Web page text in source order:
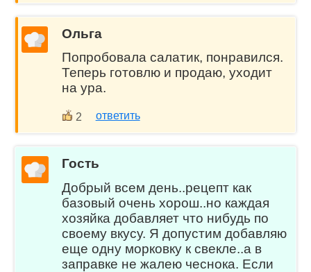
Ольга
Попробовала салатик, понравился.
Теперь готовлю и продаю, уходит
на ура.
2 ответить
Гость
Добрый всем день..рецепт как
базовый очень хорош..но каждая
хозяйка добавляет что нибудь по
своему вкусу. Я допустим добавляю
еще одну морковку к свекле..а в
заправке не жалею чеснока. Если